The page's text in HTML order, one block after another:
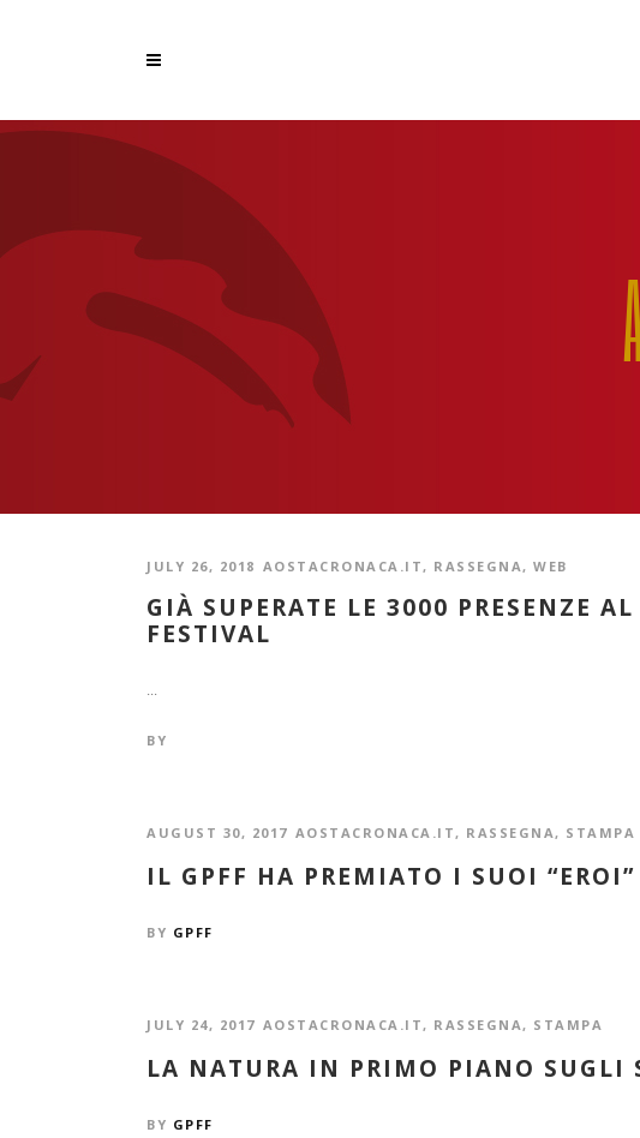
JULY 26, 2018 AOSTACRONACA.IT, RASSEGNA, WEB
GIÀ SUPERATE LE 3000 PRESENZE
FESTIVAL
...
BY
AUGUST 30, 2017 AOSTACRONACA.IT, RASSEGNA, STAMPA
IL GPFF HA PREMIATO I SUOI “EROI”
BY GPFF
JULY 24, 2017 AOSTACRONACA.IT , RASSEGNA , STAMPA
LA NATURA IN PRIMO PIANO SUGLI
BY GPFF